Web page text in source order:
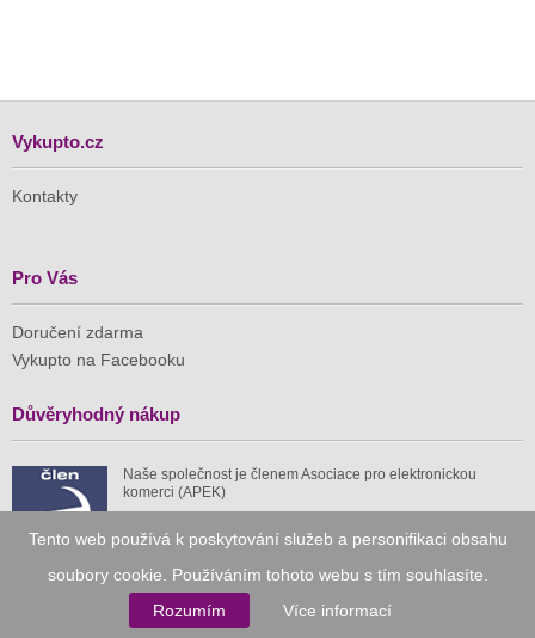
Tento web používá k poskytování služeb a personifikaci obsahu
soubory cookie. Používáním tohoto webu s tím souhlasíte.
Rozumím
Více informací
Vykupto.cz
Kontakty
Pro Vás
Doručení zdarma
Vykupto na Facebooku
Důvěryhodný nákup
Naše společnost je členem Asociace pro elektronickou
komerci (APEK)